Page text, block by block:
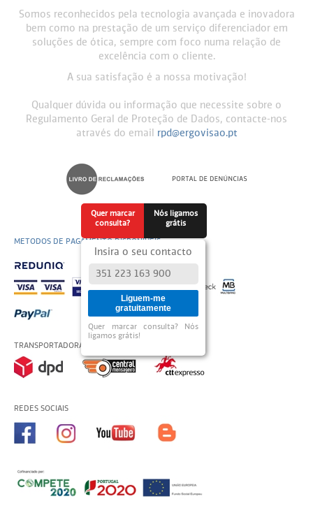
Somos reconhecidos pela tecnologia avançada e inovadora
bem como na prestação de um serviço diferenciador em
soluções de ótica, sempre com foco numa relação de
excelência com o cliente.
A sua satisfação é a nossa motivação!
Qualquer dúvida ou informação que necessite sobre o
Regulamento Geral de Proteção de Dados, contacte-nos
através do email
rpd@ergovisao.pt
METODOS DE PAGAMENTO DISPONÍVEIS
TRANSPORTADORAS USADAS
REDES SOCIAIS
Quer marcar
consulta?
Nós ligamos
grátis
Insira o seu contacto
Liguem-me
gratuitamente
Quer marcar consulta? Nós
ligamos grátis!